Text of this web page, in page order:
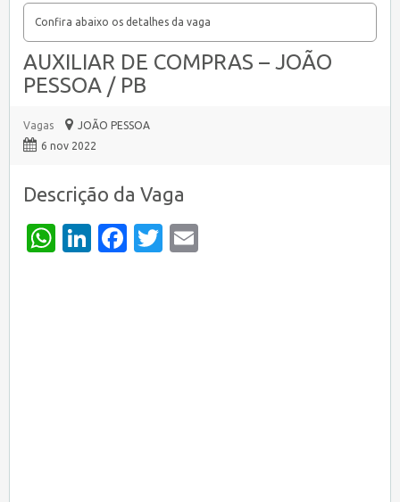
Confira abaixo os detalhes da vaga
AUXILIAR DE COMPRAS – JOÃO
PESSOA / PB
Vagas
JOÃO PESSOA
6 nov 2022
Descrição da Vaga
WhatsApp
LinkedIn
Facebook
Twitter